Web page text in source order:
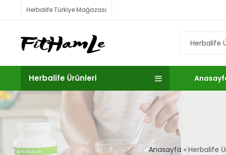
Herbalife Türkiye Mağazası
Herbalife Ürünleri
Anasayfa»Herbalife